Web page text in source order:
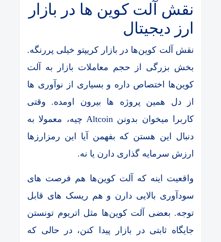
نقش آلت کوین ها در بازار
ارز دیجیتال
نقش آلت کوین‌ها در بازار کریپتو خیلی پررنگه.
بخش بزرگی از حجم معاملات بازار به آلت
کوین‌ها اختصاص داره و بسیاری از نوآوری ها
از دل همین پروژه ها بیرون اومده. وقتی
کاربرا میخوان بدونن Altcoin چیه، معمولا به
دنبال این هستن که بفهمن آیا این رمزارزها
ارزش سرمایه گذاری دارن یا نه.
واقعیت اینه که آلت کوین‌ها هم فرصت های
سودآوری بالایی دارن و هم ریسک های قابل
توجه. بعضی آلت کوین‌ها مثل اتریوم تونستن
جایگاه ثابتی در بازار پیدا کنن، در حالی که